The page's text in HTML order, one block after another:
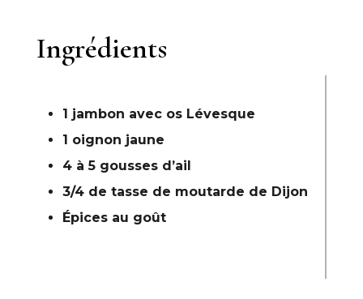
Ingrédients
1 jambon avec os Lévesque
1 oignon jaune
4 à 5 gousses d’ail
3/4 de tasse de moutarde de Dijon
Épices au goût